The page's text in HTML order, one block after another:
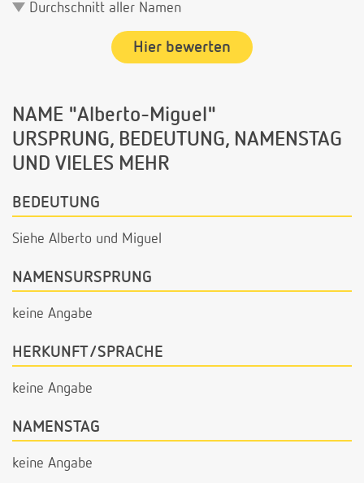
Durchschnitt aller Namen
Hier bewerten
NAME "Alberto-Miguel"
URSPRUNG, BEDEUTUNG, NAMENSTAG
UND VIELES MEHR
BEDEUTUNG
Siehe Alberto und Miguel
NAMENSURSPRUNG
keine Angabe
HERKUNFT/SPRACHE
keine Angabe
NAMENSTAG
keine Angabe